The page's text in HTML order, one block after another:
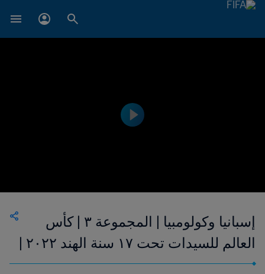
إسبانيا وكولومبيا | المجموعة ٣ | كأس
العالم للسيدات تحت ١٧ سنة الهند ٢٠٢٢ |
إعادة المباراة